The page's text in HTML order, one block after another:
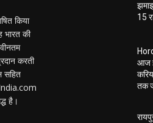
किया
भारत की
करती
सहित
है।
15
आज
तक